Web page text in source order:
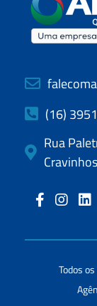
(16)
Rua
Todos